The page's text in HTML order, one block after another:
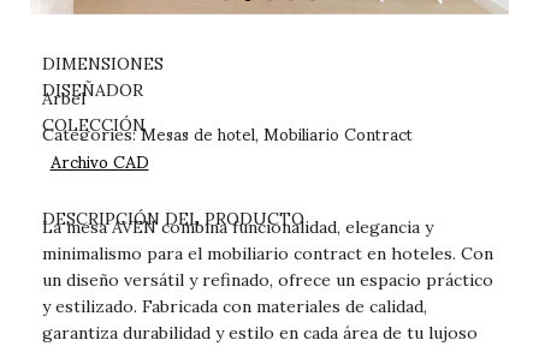
DESCRIPCIÓN DEL PRODUCTO
La mesa AVEN combina funcionalidad, elegancia y
minimalismo para el mobiliario contract en hoteles. Con
un diseño versátil y refinado, ofrece un espacio práctico
y estilizado. Fabricada con materiales de calidad,
garantiza durabilidad y estilo en cada área de tu lujoso
DIMENSIONES
DISEÑADOR
Arbel
COLECCIÓN
Categories:Mesas de hotel, Mobiliario Contract
DESCARGAS
Archivo CAD